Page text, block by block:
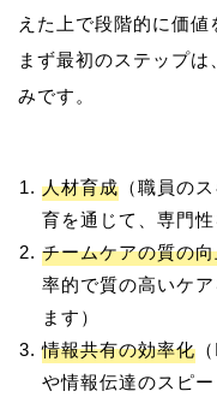
えた上で段階的に価値
まず最初のステップ
人材育成 （職員の
育を通じて、専門性
チームケアの質の
率的で質の高いケ
ます）
情報共有の効率化
や情報伝達のスピー